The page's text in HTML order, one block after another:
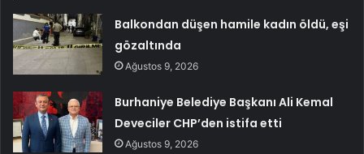
Balkondan düşen hamile kadın öldü, eşi
gözaltında
Ağustos 9, 2026
Burhaniye Belediye Başkanı Ali Kemal
Deveciler CHP’den istifa etti
Ağustos 9, 2026